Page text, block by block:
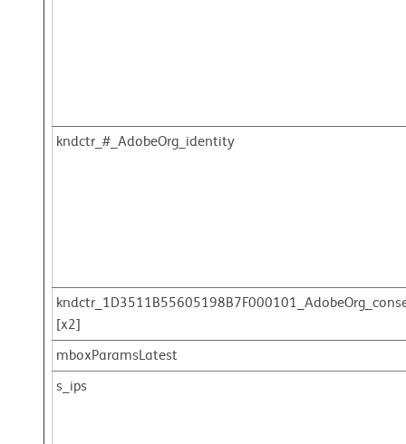
kndctr_#_AdobeOrg_identity
[x2]
mboxParamsLatest
s_ips